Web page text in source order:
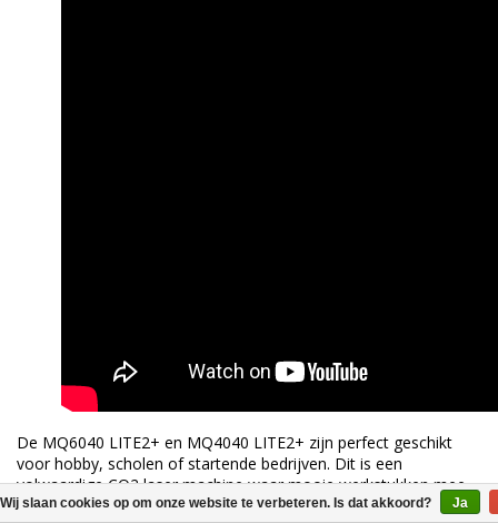
De MQ6040 LITE2+ en MQ4040 LITE2+ zijn perfect geschikt
voor hobby, scholen of startende bedrijven. Dit is een
volwaardige CO2 laser machine waar mooie werkstukken mee
gemaakt kunnen worden.
Wij slaan cookies op om onze website te verbeteren. Is dat akkoord? Ja